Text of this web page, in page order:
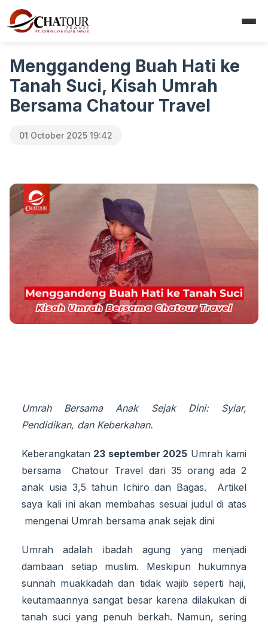
Menggandeng Buah Hati ke
Tanah Suci, Kisah Umrah
Bersama Chatour Travel
01 October 2025 19:42
Umrah Bersama Anak Sejak Dini: Syiar,
Pendidikan, dan Keberkahan.
Keberangkatan 23 september 2025 Umrah kami
bersama Chatour Travel dari 35 orang ada 2
anak usia 3,5 tahun Ichiro dan Bagas. Artikel
saya kali ini akan membahas sesuai judul di atas
mengenai Umrah bersama anak sejak dini
Umrah adalah ibadah agung yang menjadi
dambaan setiap muslim. Meskipun hukumnya
sunnah muakkadah dan tidak wajib seperti haji,
keutamaannya sangat besar karena dilakukan di
tanah suci yang penuh berkah. Namun, sering